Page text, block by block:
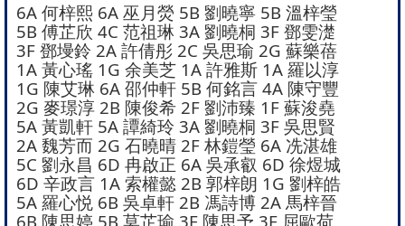
6A 何梓熙 6A 巫月熒 5B 劉曉寧 5B 溫梓瑩
5B 傅芷欣 4C 范祖琳 3A 劉曉桐 3F 鄧雯濋
3F 鄧墁鈴 2A 許倩彤 2C 吳思瑜 2G 蘇樂蓓
1A 黃心瑤 1G 余美芝 1A 許雅斯 1A 羅以淳
1G 陳艾琳 6A 邵仲軒 5B 何銘言 4A 陳守豐
2G 麥璟淳 2B 陳俊希 2F 劉沛臻 1F 蘇浚堯
5A 黃凱軒 5A 譚綺玲 3A 劉曉桐 3F 吳思賢
2A 魏芳而 2G 石曉晴 2F 林鎧瑩 6A 冼湛雄
5C 劉永昌 6D 冉啟正 6A 吳承叡 6D 徐煜城
6D 辛政言 1A 索權懿 2B 郭梓朗 1G 劉梓皓
5A 羅心悦 6B 吳卓軒 2B 馮詩博 2A 馬梓晉
6B 陳思婷 5B 莫芷瑜 3F 陳思予 3F 屈歐荷